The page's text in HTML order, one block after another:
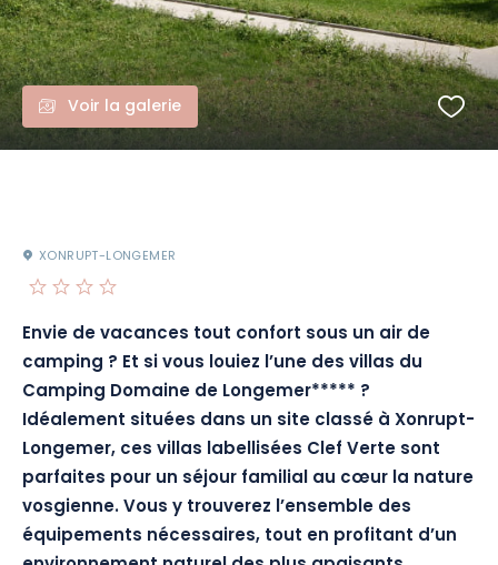
Voir la galerie
XONRUPT-LONGEMER
Envie de vacances tout confort sous un air de
camping ? Et si vous louiez l’une des villas du
Camping Domaine de Longemer***** ?
Idéalement situées dans un site classé à Xonrupt-
Longemer, ces villas labellisées Clef Verte sont
parfaites pour un séjour familial au cœur la nature
vosgienne. Vous y trouverez l’ensemble des
équipements nécessaires, tout en profitant d’un